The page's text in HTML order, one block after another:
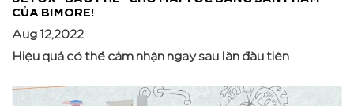
CỦA BIMORE!
Aug 12,2022
Hiệu quả có thể cảm nhận ngay sau lần đầu tiên